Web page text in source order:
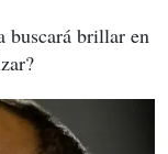
buscará brillar en